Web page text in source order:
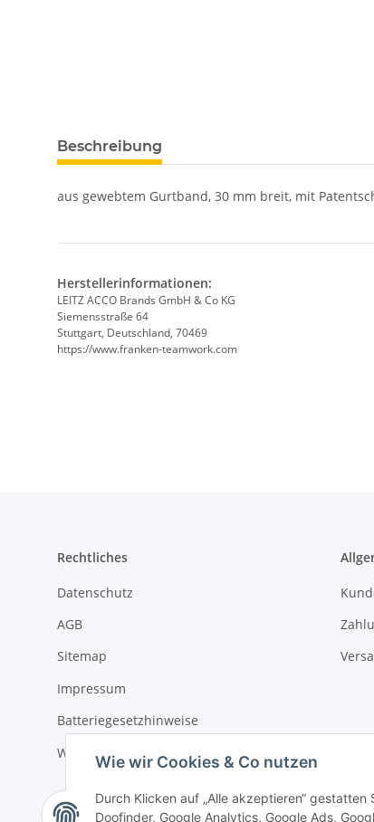
Wie wir Cookies & Co nutzen
Durch Klicken auf „Alle akzeptieren“
Doofinder, Google Analytics, Google Ads,
Beschreibung
aus gewebtem Gurtband, 30 mm breit, mit
Herstellerinformationen:
LEITZ ACCO Brands GmbH & Co KG
Siemensstraße 64
Stuttgart, Deutschland, 70469
https://www.franken-teamwork.com
Rechtliches
Datenschutz
AGB
Sitemap
Impressum
Batteriegesetzhinweise
Widerrufsrecht